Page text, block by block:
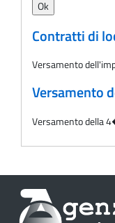
Contratti di
Versamento
Versamento
Versamento della